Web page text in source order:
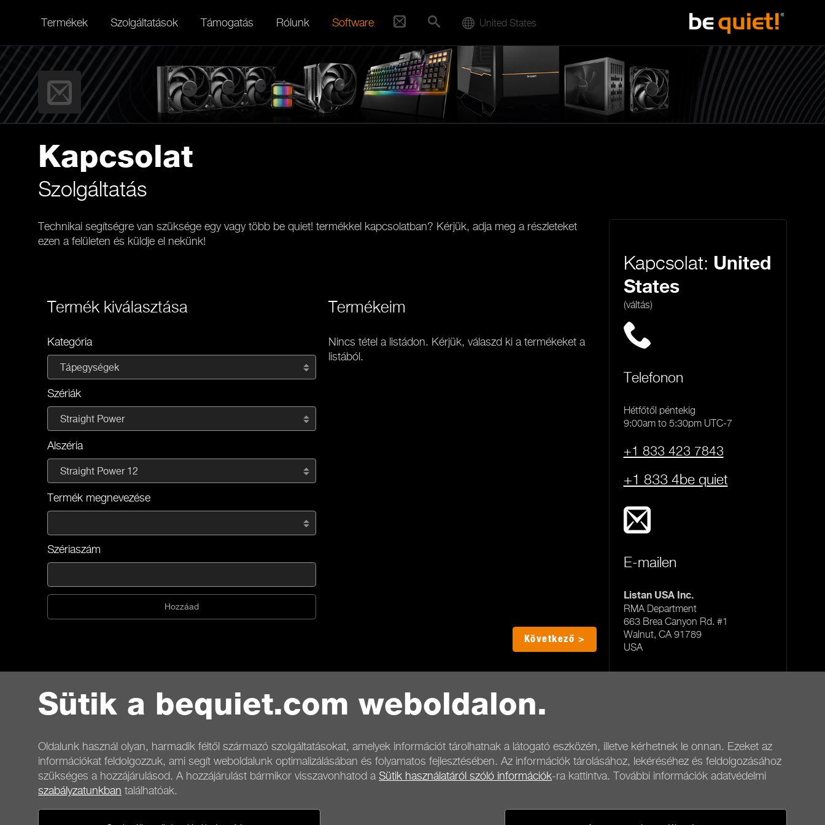
Sütik a bequiet.com weboldalon.
Oldalunk használ olyan, harmadik féltől származó szolgáltatásokat, amelyek információt tárolhatnak a látogató eszközén, illetve kérhetnek le onnan. Ezeket az
információkat feldolgozzuk, ami segít weboldalunk optimalizálásában és folyamatos fejlesztésében. Az információk tárolásához, lekéréséhez és feldolgozásához
szükséges a hozzájárulásod. A hozzájárulást bármikor visszavonhatod a Sütik használatáról szóló információk-ra kattintva. További információk adatvédelmi
szabályzatunkban találhatóak.
Termékek Szolgáltatások Támogatás Rólunk Software United States
Kapcsolat
Szolgáltatás
Technikai segítségre van szüksége egy vagy több be quiet! termékkel kapcsolatban? Kérjük, adja meg a részleteket
ezen a felületen és küldje el nekünk!
Termék kiválasztása
Kategória
Tápegységek
Szériák
Straight Power
Alszéria
Straight Power 12
Termék megnevezése
Szériaszám
Hozzáad
Termékeim
Nincs tétel a listádon. Kérjük, válaszd ki a termékeket a
listából.
Következő >
Kapcsolat: United
States
(váltás)
Telefonon
Hétfőtől péntekig
9:00am to 5:30pm UTC-7
+1 833 423 7843
+1 833 4be quiet
E-mailen
Listan USA Inc.
RMA Department
663 Brea Canyon Rd. #1
Walnut, CA 91789
USA
Kapcsolat be quiet!Közösségi média